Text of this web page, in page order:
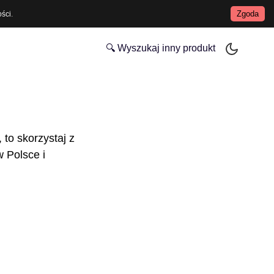
Zgoda
🔍 Wyszukaj inny produkt
to skorzystaj z
Polsce i